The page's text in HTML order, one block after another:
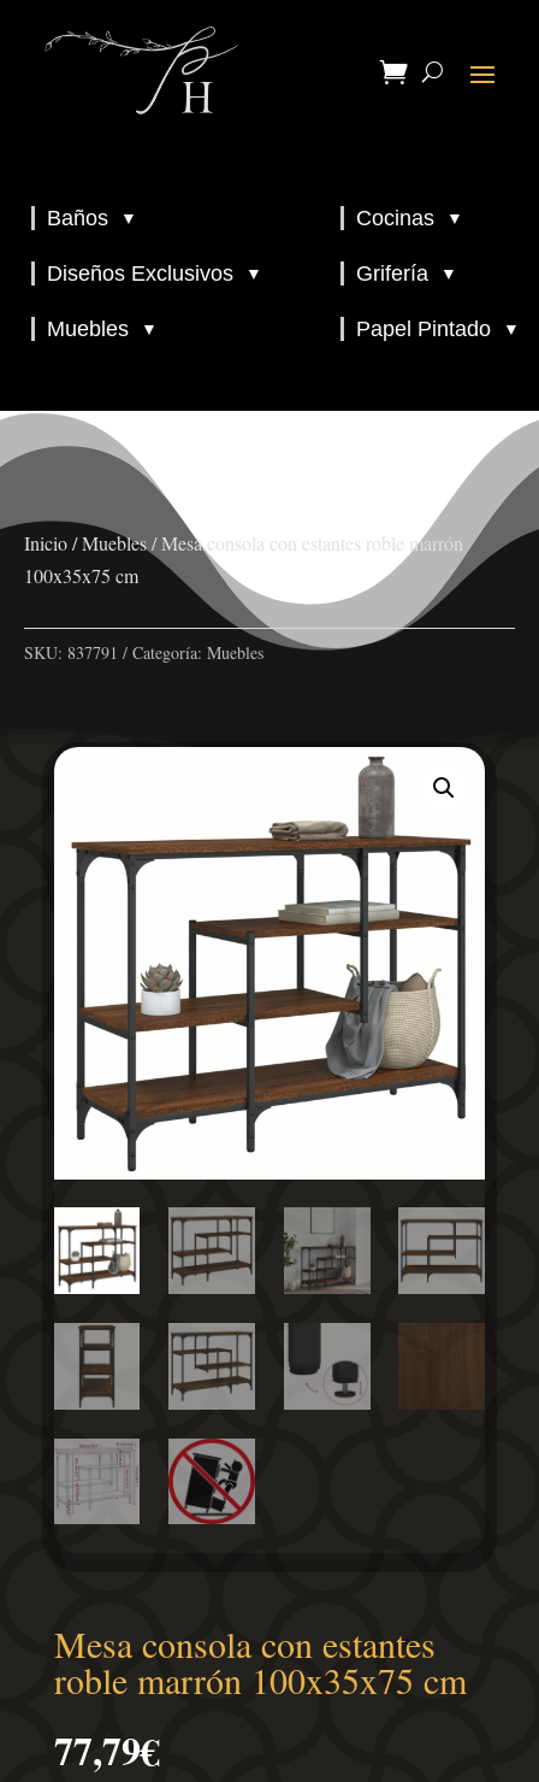
Baños ▼ Cocinas ▼
Diseños Exclusivos ▼ Grifería ▼
Muebles ▼ Papel Pintado ▼
Inicio/Muebles/ Mesa consola con estantes roble marrón
100x35x75 cm
SKU: 837791 Categoría: Muebles
Mesa consola con estantes
roble marrón 100x35x75 cm
77,79€